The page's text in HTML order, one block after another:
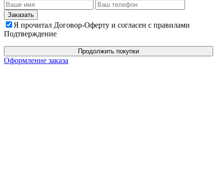
Я прочитал Договор-Оферту и согласен с правилами
Подтверждение
Продолжить покупки
Оформление заказа